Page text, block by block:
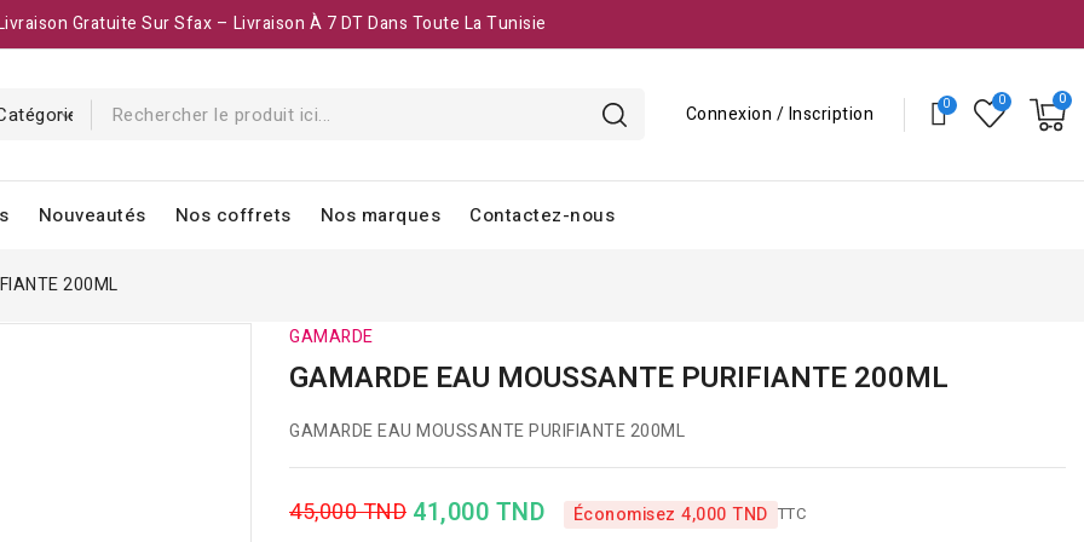
Gratuite Sur Sfax – Livraison À 7 DT Dans Toute La Tunisie
Connexion / Inscription
Nouveautés Nos coffrets Nos marques Contactez-nous
200ML
GAMARDE
GAMARDE EAU MOUSSANTE PURIFIANTE 200ML
GAMARDE EAU MOUSSANTE PURIFIANTE 200ML
45,000 TND 41,000 TND Économisez 4,000 TND TTC